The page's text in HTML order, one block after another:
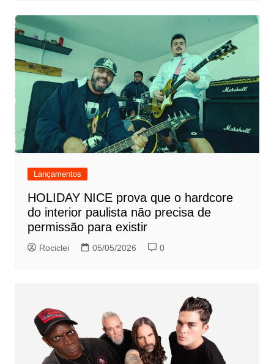
Lançamentos
HOLIDAY NICE prova que o hardcore
do interior paulista não precisa de
permissão para existir
Rociclei 05/05/2026 0